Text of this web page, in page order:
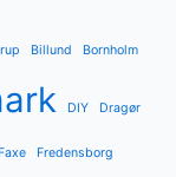
Billund Bornholm
DIY Dragør
Faxe Fredensborg